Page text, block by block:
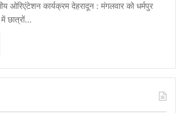
ओरिएंटेशन कार्यक्रम देहरादून : मंगलवार को धर्मपुर
छात्रों…